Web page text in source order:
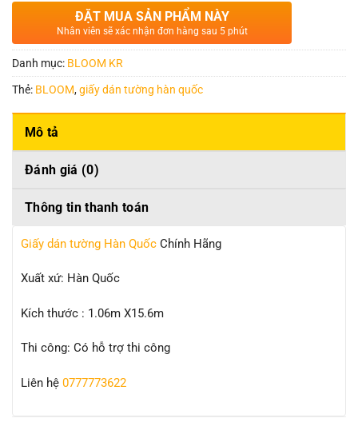
ĐẶT MUA SẢN PHẨM NÀY
Nhân viên sẽ xác nhận đơn hàng sau 5 phút
Danh mục: BLOOM KR
Thẻ: BLOOM,giấy dán tường hàn quốc
Mô tả
Đánh giá (0)
Thông tin thanh toán
Giấy dán tường Hàn Quốc Chính Hãng
Xuất xứ: Hàn Quốc
Kích thước : 1.06m X15.6m
Thi công: Có hỗ trợ thi công
Liên hệ 0777773622